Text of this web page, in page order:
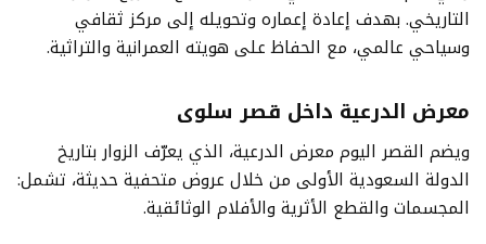
التاريخي. بهدف إعادة إعماره وتحويله إلى مركز ثقافي
وسياحي عالمي، مع الحفاظ على هويته العمرانية والتراثية.
معرض الدرعية داخل قصر سلوى
ويضم القصر اليوم معرض الدرعية، الذي يعرّف الزوار بتاريخ
الدولة السعودية الأولى من خلال عروض متحفية حديثة، تشمل:
المجسمات والقطع الأثرية والأفلام الوثائقية.